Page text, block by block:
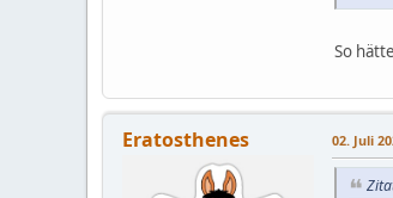
So
Eratosthenes 02. Juli